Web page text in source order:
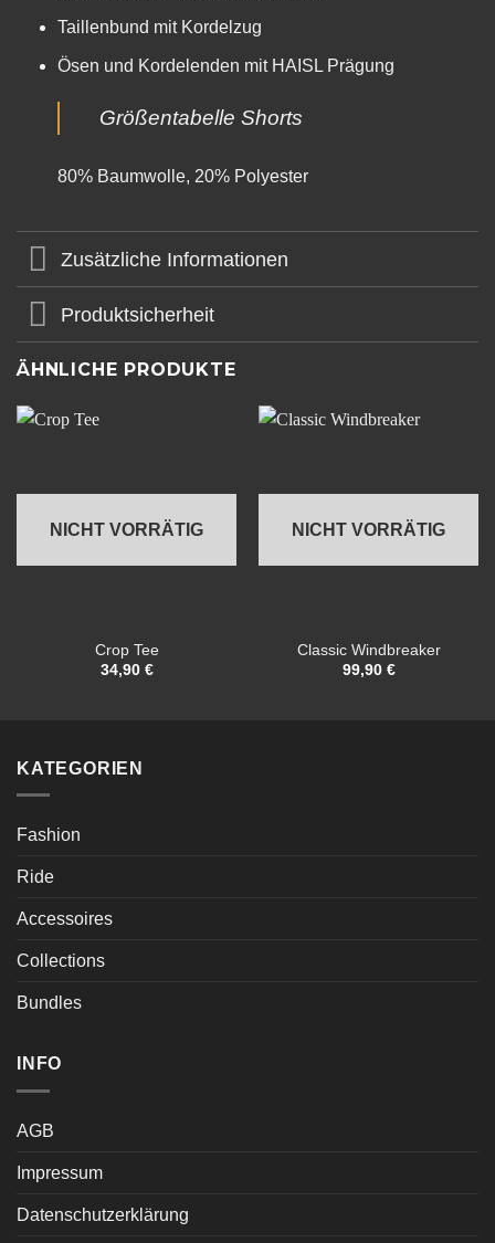
Taillenbund mit Kordelzug
Ösen und Kordelenden mit HAISL Prägung
Größentabelle Shorts
80% Baumwolle, 20% Polyester
Zusätzliche Informationen
Produktsicherheit
ÄHNLICHE PRODUKTE
NICHT VORRÄTIG
Crop Tee
34,90 €
NICHT VORRÄTIG
Classic Windbreaker
99,90 €
KATEGORIEN
Fashion
Ride
Accessoires
Collections
Bundles
INFO
AGB
Impressum
Datenschutzerklärung